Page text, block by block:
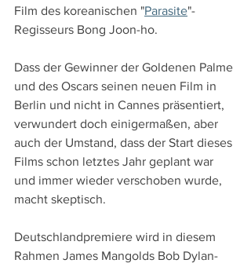
Film des koreanischen "Parasite"-
Regisseurs Bong Joon-ho.
Dass der Gewinner der Goldenen Palme
und des Oscars seinen neuen Film in
Berlin und nicht in Cannes präsentiert,
verwundert doch einigermaßen, aber
auch der Umstand, dass der Start dieses
Films schon letztes Jahr geplant war
und immer wieder verschoben wurde,
macht skeptisch.
Deutschlandpremiere wird in diesem
Rahmen James Mangolds Bob Dylan-